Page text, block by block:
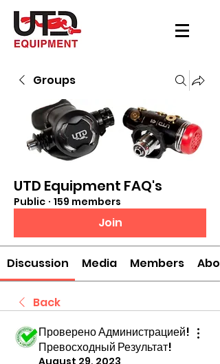
Groups
UTD Equipment FAQ's
Public · 159 members
Join
Discussion Media Members
Back
Проверено Администрацией!
Превосходный Результат!
August 29, 2023